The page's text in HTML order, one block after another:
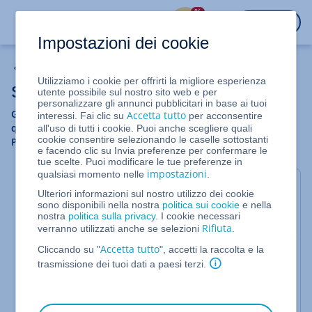
%
Sicurezza del sito web
Gli aggressori cercano di manipolare i siti web in modo che
questi diffondano virus, inviino spam o spiino dati riservati.
Proteggi il tuo sito web da tali manipolazioni.
Come protegge IONOS un sito web?
Per quali accessi ho bisogno di una password sicura?
Creare backup di sicurezza di un sito web a scadenze
regolari
Impostazioni dei cookie
Utilizziamo i cookie per offrirti la migliore esperienza
utente possibile sul nostro sito web e per
personalizzare gli annunci pubblicitari in base ai tuoi
interessi. Fai clic suAccetta tutto per acconsentire
all'uso di tutti i cookie. Puoi anche scegliere quali
cookie consentire selezionando le caselle sottostanti
e facendo clic su Invia preferenze per confermare le
tue scelte. Puoi modificare le tue preferenze in
qualsiasi momento nelle impostazioni
Ulteriori informazioni sul nostro utilizzo dei cookie
sono disponibili nella nostra politica sui cookie e nella
nostra politica sulla privacy. I cookie necessari
verranno utilizzati anche se selezioni Rifiuta
Cliccando su "Accetta tutto", accetti la raccolta e la
trasmissione dei tuoi dati a paesi terzi.